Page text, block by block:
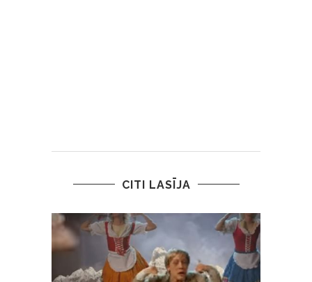
CITI LASĪJA